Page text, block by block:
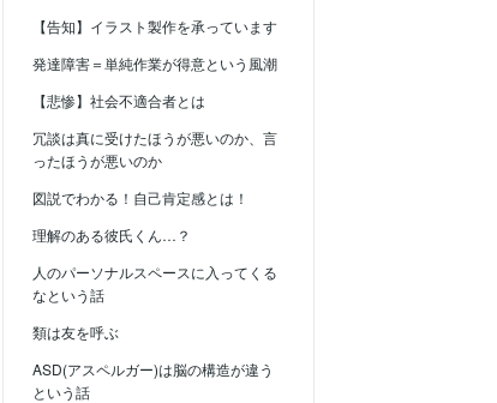
【告知】イラスト製作を承っています
発達障害＝単純作業が得意という風潮
【悲惨】社会不適合者とは
冗談は真に受けたほうが悪いのか、言
ったほうが悪いのか
図説でわかる！自己肯定感とは！
理解のある彼氏くん…？
人のパーソナルスペースに入ってくる
なという話
類は友を呼ぶ
ASD(アスペルガー)は脳の構造が違う
という話